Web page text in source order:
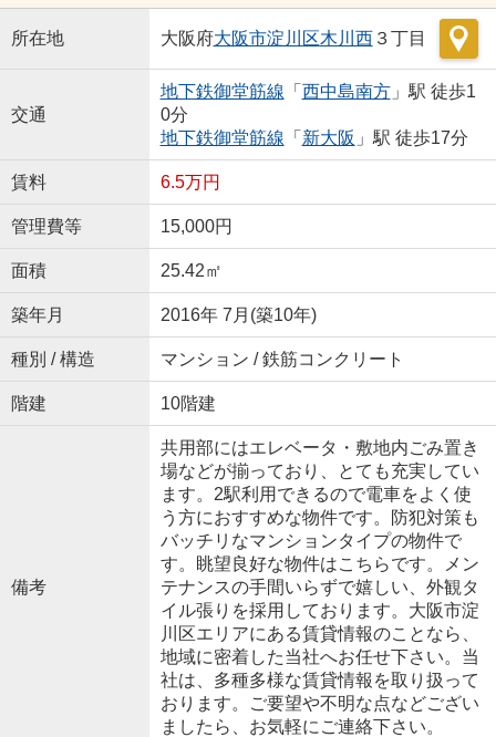
所在地 大阪府大阪市淀川区木川西３丁目
交通
地下鉄御堂筋線 「 西中島南方」駅 徒歩1
0分
地下鉄御堂筋線 「 新大阪 」駅 徒歩17分
賃料 6.5万円
管理費等 15,000円
面積 25.42㎡
築年月 2016年 7月(築10年)
種別 / 構造 マンション / 鉄筋コンクリート
階建 10階建
備考
共用部にはエレベータ・敷地内ごみ置き
場などが揃っており、とても充実してい
ます。2駅利用できるので電車をよく使
う方におすすめな物件です。防犯対策も
バッチリなマンションタイプの物件で
す。眺望良好な物件はこちらです。メン
テナンスの手間いらずで嬉しい、外観タ
イル張りを採用しております。大阪市淀
川区エリアにある賃貸情報のことなら、
地域に密着した当社へお任せ下さい。当
社は、多種多様な賃貸情報を取り扱って
おります。ご要望や不明な点などござい
ましたら、お気軽にご連絡下さい。